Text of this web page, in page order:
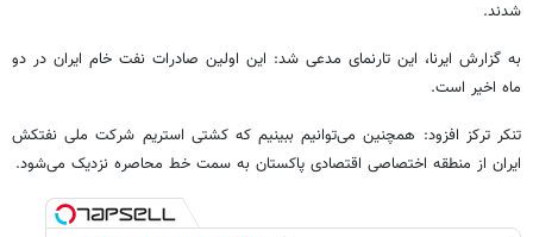
شدند.
به گزارش ایرنا، این تارنمای مدعی شد: این اولین صادرات نفت خام ایران در دو
ماه اخیر است.
تنکر ترکز افزود: همچنین می‌توانیم ببینیم که کشتی استریم شرکت ملی نفتکش
ایران از منطقه اختصاصی اقتصادی پاکستان به سمت خط محاصره نزدیک می‌شود.